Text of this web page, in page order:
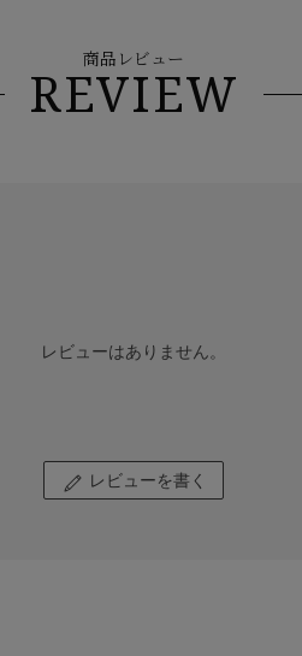
商品レビュー
REVIEW
レビューはありません。
レビューを書く